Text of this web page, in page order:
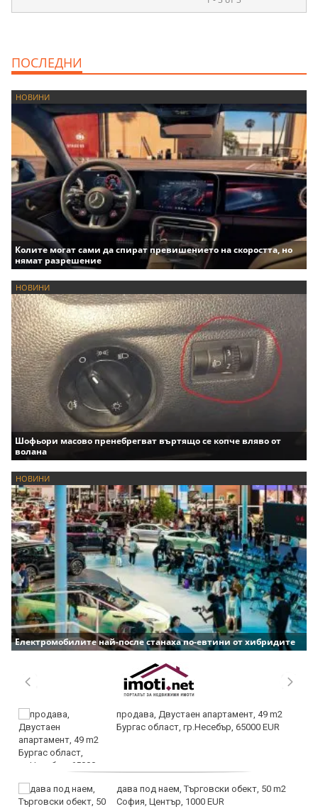
ПОСЛЕДНИ
НОВИНИ
Колите могат сами да спират превишението на скоростта, но
нямат разрешение
НОВИНИ
Шофьори масово пренебрегват въртящо се копче вляво от
волана
НОВИНИ
Електромобилите най-после станаха по-евтини от хибридите
продава, Двустаен апартамент, 49 m2
Бургас област, гр.Несебър, 65000 EUR
дава под наем, Търговски обект, 50 m2
София, Център, 1000 EUR